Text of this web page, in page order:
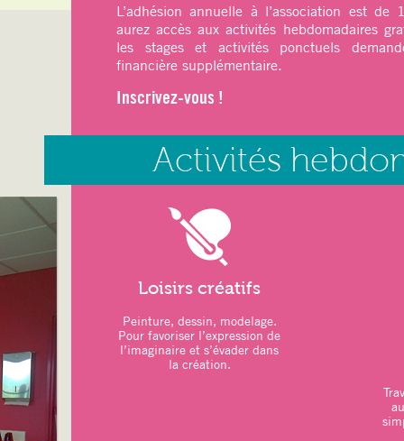
ATELIERS DU MOIS:
–Art thérapie : Modelage
– Jeux de Société
–
Repas de Noël participatif des
–Vacances scolaires :
26 novembre 2025
Novembre 2025
–Art thérapie: Modelage
–Sports
L’adhésion annuelle à l’association est
aurez accès aux activités hebdomadaires
les stages et activités ponctuels
financière supplémentaire.
Inscrivez-vous !
Activités
Loisirs créatifs
Peinture, dessin, modelage.
Pour favoriser l’expression de
l’imaginaire et s’évader dans
la création.